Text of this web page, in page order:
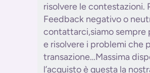
risolvere le contestazioni.
Feedback negativo o
contattarci,siamo sempre
e risolvere i problemi che
transazione…Massima
l’acquisto è questa la